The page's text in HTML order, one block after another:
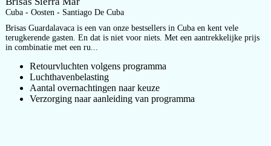
Cuba - Oosten - Santiago De Cuba
Brisas Guardalavaca is een van onze bestsellers in Cuba en kent vele
terugkerende gasten. En dat is niet voor niets. Met een aantrekkelijke prijs
in combinatie met een ru...
Retourvluchten volgens programma
Luchthavenbelasting
Aantal overnachtingen naar keuze
Verzorging naar aanleiding van programma